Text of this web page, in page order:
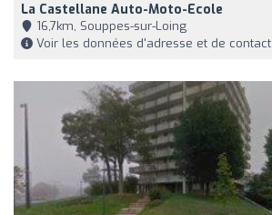
La Castellane Auto-Moto-Ecole
16,7km, Souppes-sur-Loing
Voir les données d'adresse et de contact